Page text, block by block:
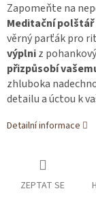
Zapomeňte na
Meditační polštář
věrný parťák pro
výplniz
přizpůsobí
zhluboka
detailu a úctou k
Detailní informace
ZEPTAT SE